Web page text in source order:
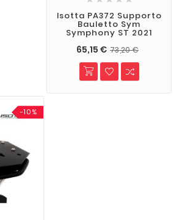
Isotta PA372 Supporto
Bauletto Sym
Symphony ST 2021
65,15 € 73,20 €
-10%